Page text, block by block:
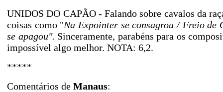
UNIDOS DO CAPÃO - Falando sobre cavalos da
coisas como "Na Expointer se consagrou / Freio de
se apagou". Sinceramente, parabéns para os
impossível algo melhor. NOTA: 6,2.
*****
Comentários de Manaus: